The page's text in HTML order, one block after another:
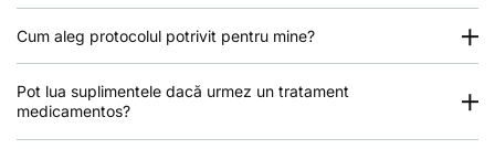
Cum aleg protocolul potrivit pentru mine?
Pot lua suplimentele dacă urmez un tratament
medicamentos?